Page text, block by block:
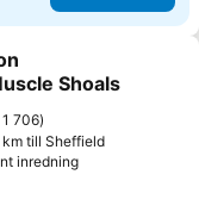
Favoriter
Shoals
1 706
till Sheffield
inredningSe priser